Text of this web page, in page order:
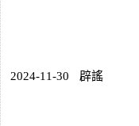
2024-11-30 辟謠